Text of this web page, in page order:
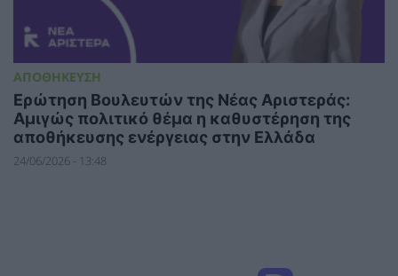
ΑΠΟΘΗΚΕΥΣΗ
Ερώτηση Βουλευτών της Νέας Αριστεράς:
Αμιγώς πολιτικό θέμα η καθυστέρηση της
αποθήκευσης ενέργειας στην Ελλάδα
24/06/2026 - 13:48